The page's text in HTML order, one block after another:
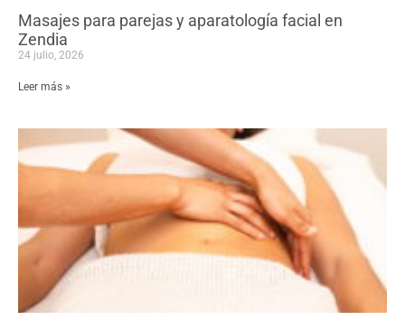
Masajes para parejas y aparatología facial en
Zendia
24 julio, 2026
Leer más »